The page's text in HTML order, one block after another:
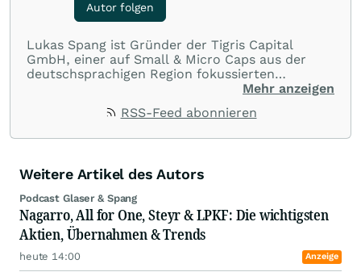
Autor folgen
Lukas Spang ist Gründer der Tigris Capital
GmbH, einer auf Small & Micro Caps aus der
deutschsprachigen Region fokussierten
Fondsboutique. Er weist eine über 10-jährige
Region aus und gehört daher zu den absoluten
Growth Fund eine Fondslösung aufgesetzt, die
die Strategie fortgesetzt hat. Lukas Spang sucht
wachstumsstarke, profitable und Cashflow-
starke Unternehmen, die ein Asset-light
Geschäftsmodell aufweisen und daher attraktive
erzielen können.
Mehr anzeigen
RSS-Feed abonnieren
Weitere Artikel des Autors
Podcast Glaser & Spang
Nagarro, All for One, Steyr & LPKF: Die wichtigsten
Aktien, Übernahmen & Trends
heute 14:00 Anzeige